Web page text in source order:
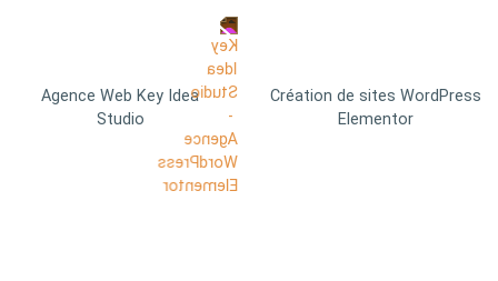
Agence Web Key Idea
Studio
Création de sites WordPress
Elementor